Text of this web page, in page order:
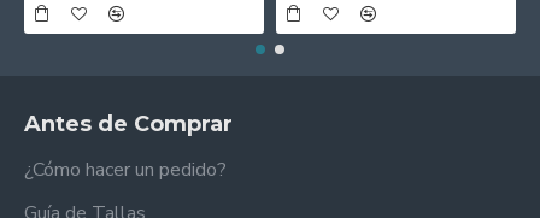
Antes de Comprar
¿Cómo hacer un pedido?